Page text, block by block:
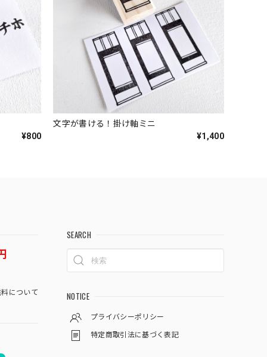
¥800
文字が書ける！掛け軸ミニ
¥1,400
について
SEARCH
NOTICE
プライバシーポリシー
特定商取引法に基づく表記